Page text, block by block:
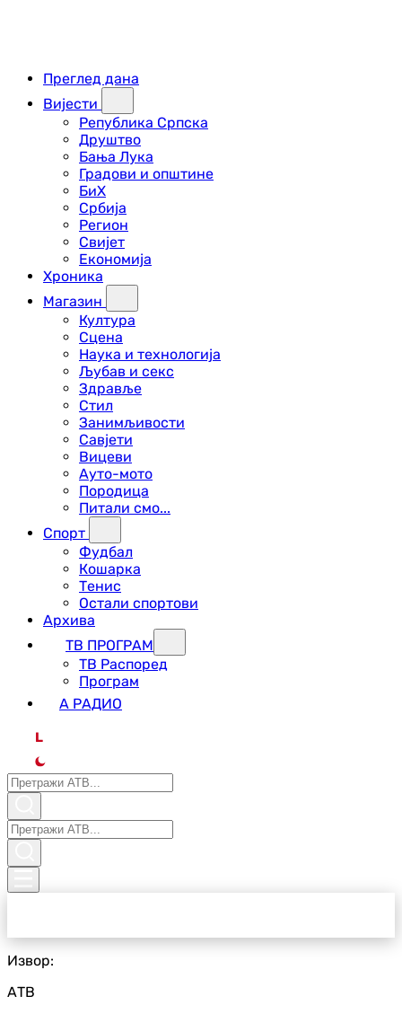
Преглед дана
Вијести
Република Српска
Друштво
Бања Лука
Градови и општине
БиХ
Србија
Регион
Свијет
Економија
Хроника
Магазин
Култура
Сцена
Наука и технологија
Љубав и секс
Здравље
Стил
Занимљивости
Савјети
Вицеви
Ауто-мото
Породица
Питали смо...
Спорт
Фудбал
Кошарка
Тенис
Остали спортови
Архива
ТВ ПРОГРАМ
ТВ Распоред
Програм
А РАДИО
L
Извор:
АТВ